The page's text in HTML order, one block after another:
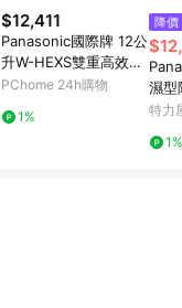
$12,411
Panasonic國際牌 12公
升W-HEXS雙重高效除
濕機F-Y24GX.
PChome 24h購物
1%
降價
濕型
特力
1%